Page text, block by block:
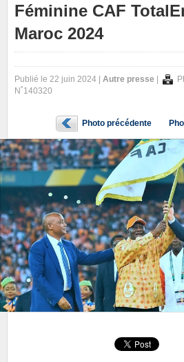
Féminine CAF
Maroc 2024
Publié le 22 juin 2024 | Autre presse
N˚140320
Photo précédente